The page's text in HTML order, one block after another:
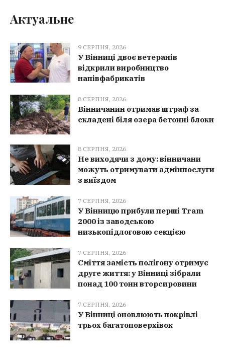
Актуальне
9 СЕРПНЯ, 2026
У Вінниці двоє ветеранів
відкрили виробництво
напівфабрикатів
8 СЕРПНЯ, 2026
Вінничанин отримав штраф за
складені біля озера бетонні блоки
8 СЕРПНЯ, 2026
Не виходячи з дому: вінничани
можуть отримувати адмінпослуги
з виїздом
7 СЕРПНЯ, 2026
У Вінницю прибули перші Tram
2000 із заводською
низькопідлоговою секцією
7 СЕРПНЯ, 2026
Сміття замість полігону отримує
друге життя: у Вінниці зібрали
понад 100 тонн вторсировини
7 СЕРПНЯ, 2026
У Вінниці оновлюють покрівлі
трьох багатоповерхівок